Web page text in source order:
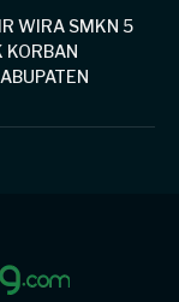
WIRA SMKN 5
KORBAN